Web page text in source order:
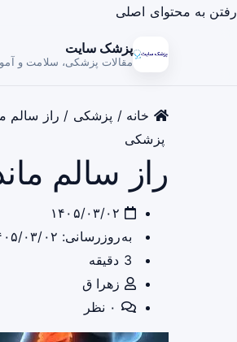
رفتن به محتوای اصلی
پزشک سایت
مقالات پزشکی، سلامت و
خانه / پزشکی / راز سالم
پزشکی
راز سالم
به‌روزرسانی: ۱۴۰۵/۰۳/۰۲
زهرا ق